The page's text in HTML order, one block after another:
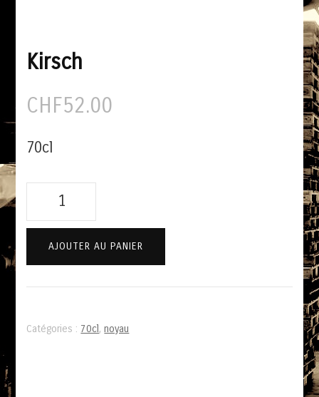
Kirsch
CHF52.00
70cl
quantité
de
KirschAJOUTER AU PANIER
Catégories : 70cl,noyau